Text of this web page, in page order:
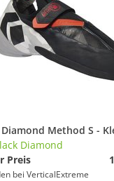
Laufschuhe von Black
Sneaker von Black Diamond
Skischuhe von Black
Diamond
Preis
bei VerticalExtreme